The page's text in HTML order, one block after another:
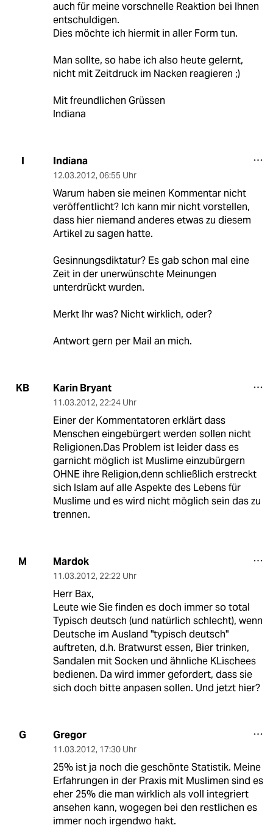
auch für meine vorschnelle Reaktion bei Ihnen
entschuldigen.
Dies möchte ich hiermit in aller Form tun.
Man sollte, so habe ich also heute gelernt,
nicht mit Zeitdruck im Nacken reagieren ;)
Mit freundlichen Grüssen
Indiana
I Indiana
12.03.2012, 06:55 Uhr
Warum haben sie meinen Kommentar nicht
veröffentlicht? Ich kann mir nicht vorstellen,
dass hier niemand anderes etwas zu diesem
Artikel zu sagen hatte.
Gesinnungsdiktatur? Es gab schon mal eine
Zeit in der unerwünschte Meinungen
unterdrückt wurden.
Merkt Ihr was? Nicht wirklich, oder?
Antwort gern per Mail an mich.
KB Karin Bryant
11.03.2012, 22:24 Uhr
Einer der Kommentatoren erklärt dass
Menschen eingebürgert werden sollen nicht
Religionen.Das Problem ist leider dass es
garnicht möglich ist Muslime einzubürgern
OHNE ihre Religion,denn schließlich erstreckt
sich Islam auf alle Aspekte des Lebens für
Muslime und es wird nicht möglich sein das zu
trennen.
M Mardok
11.03.2012, 22:22 Uhr
Herr Bax,
Leute wie Sie finden es doch immer so total
Typisch deutsch (und natürlich schlecht), wenn
Deutsche im Ausland "typisch deutsch"
auftreten, d.h. Bratwurst essen, Bier trinken,
Sandalen mit Socken und ähnliche KLischees
bedienen. Da wird immer gefordert, dass sie
sich doch bitte anpasen sollen. Und jetzt hier?
G Gregor
11.03.2012, 17:30 Uhr
25% ist ja noch die geschönte Statistik. Meine
Erfahrungen in der Praxis mit Muslimen sind es
eher 25% die man wirklich als voll integriert
ansehen kann, wogegen bei den restlichen es
immer noch irgendwo hakt.